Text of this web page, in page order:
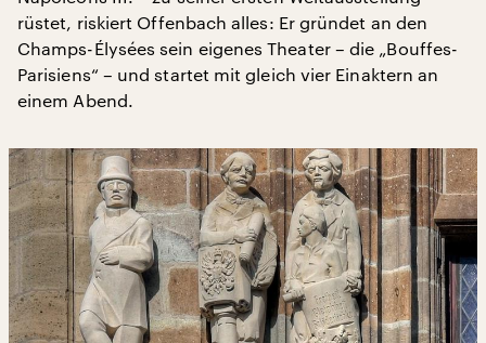
rüstet, riskiert Offenbach alles: Er gründet an den
Champs-Élysées sein eigenes Theater – die „Bouffes-
Parisiens“ – und startet mit gleich vier Einaktern an
einem Abend.